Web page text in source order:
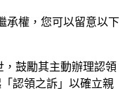
承權，您可以留意以下
，鼓勵其主動辦理認領
認領之訴」以確立親